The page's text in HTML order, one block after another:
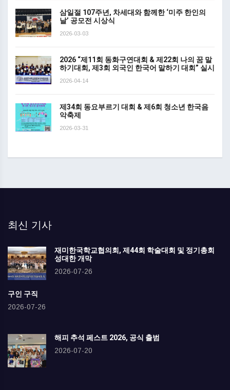
삼일절 107주년, 차세대와 함께한 ‘미주 한인의
날’ 공모전 시상식
2026-03-03
2026 “제11회 동화구연대회 & 제22회 나의 꿈 말
하기대회, 제3회 외국인 한국어 말하기 대회” 실시
2026-04-14
제34회 동요부르기 대회 & 제6회 청소년 한국음
악축제
2026-03-31
최신 기사
재미한국학교협의회, 제44회 학술대회 및 정기총회
성대한 개막
2026-07-26
구인 구직
2026-07-26
해피 추석 페스트 2026, 공식 출범
2026-07-20